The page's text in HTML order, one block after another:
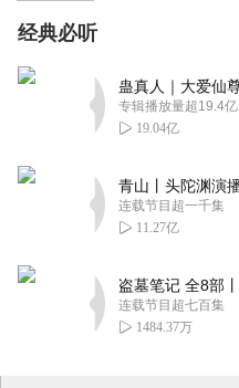
经典必听
专辑播放量超19.4亿
19.04亿
连载节目超一千集
11.27亿
连载节目超七百集
1484.37万